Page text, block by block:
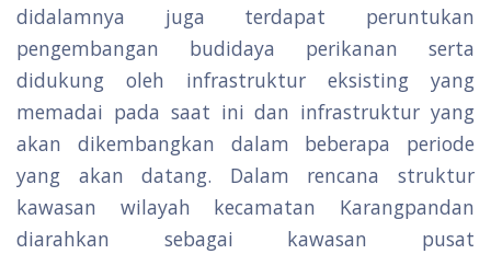
didalamnya juga terdapat peruntukan
pengembangan budidaya perikanan serta
didukung oleh infrastruktur eksisting yang
memadai pada saat ini dan infrastruktur yang
akan dikembangkan dalam beberapa periode
yang akan datang. Dalam rencana struktur
kawasan wilayah kecamatan Karangpandan
diarahkan sebagai kawasan pusat